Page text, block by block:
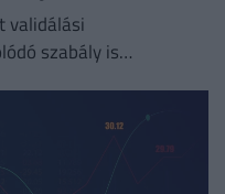
validálási
szabály is